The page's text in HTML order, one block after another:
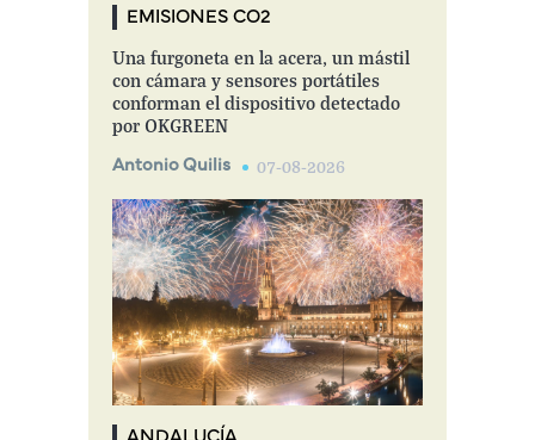
EMISIONES CO2
Una furgoneta en la acera, un mástil
con cámara y sensores portátiles
conforman el dispositivo detectado
por OKGREEN
Antonio Quilis 07-08-2026